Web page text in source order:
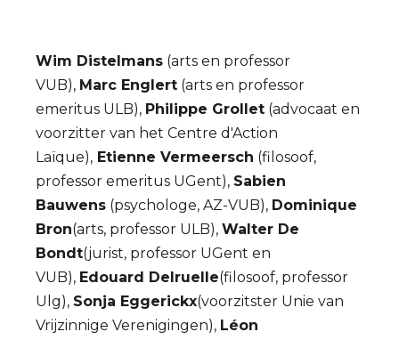
Wim Distelmans (arts en professor
VUB), Marc Englert (arts en professor
emeritus ULB), Philippe Grollet (advocaat en
voorzitter van het Centre d'Action
Laïque), Etienne Vermeersch (filosoof,
professor emeritus UGent), Sabien
Bauwens (psychologe, AZ-VUB), Dominique
Bron(arts, professor ULB), Walter De
Bondt(jurist, professor UGent en
VUB), Edouard Delruelle(filosoof, professor
Ulg), Sonja Eggerickx(voorzitster Unie van
Vrijzinnige Verenigingen), Léon